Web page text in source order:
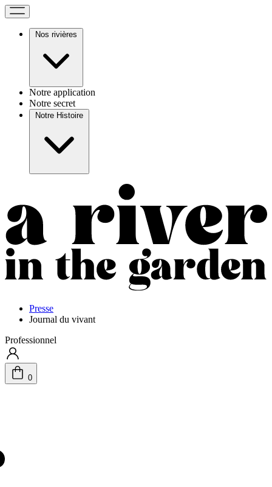
Nos rivières
Notre application
Notre secret
Notre Histoire
Presse
Journal du vivant
Professionnel
0